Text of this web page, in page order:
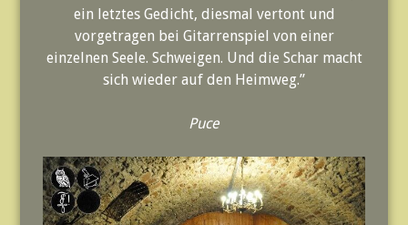
ein letztes Gedicht, diesmal vertont und
vorgetragen bei Gitarrenspiel von einer
einzelnen Seele. Schweigen. Und die Schar macht
sich wieder auf den Heimweg.”
Puce